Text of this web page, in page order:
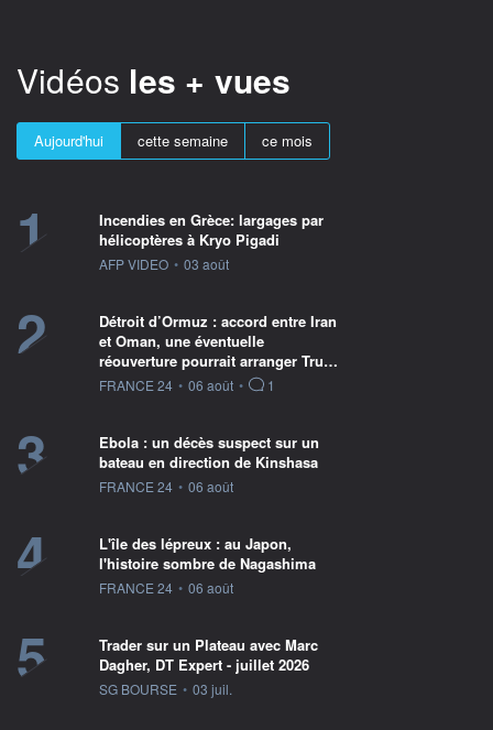
Vidéos les + vues
Aujourd'hui cette semaine ce mois
1
Incendies en Grèce: largages par
hélicoptères à Kryo Pigadi
information fournie par
AFP VIDEO • 03 août
2
Détroit d’Ormuz : accord entre Iran
et Oman, une éventuelle
réouverture pourrait arranger Tru…
information fournie par
FRANCE 24 • 06 août • 1
3
Ebola : un décès suspect sur un
bateau en direction de Kinshasa
information fournie par
FRANCE 24 • 06 août
4
L'île des lépreux : au Japon,
l'histoire sombre de Nagashima
information fournie par
FRANCE 24 • 06 août
5
Trader sur un Plateau avec Marc
Dagher, DT Expert - juillet 2026
information fournie par
SG BOURSE • 03 juil.